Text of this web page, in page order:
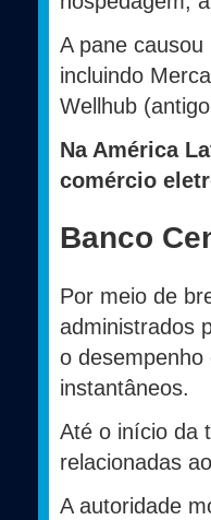
A pane causou
incluindo
Wellhub
Na América
comércio
Banco
Por meio de
administrados
o
instantâneos.
Até o início da
relacionadas
A autoridade